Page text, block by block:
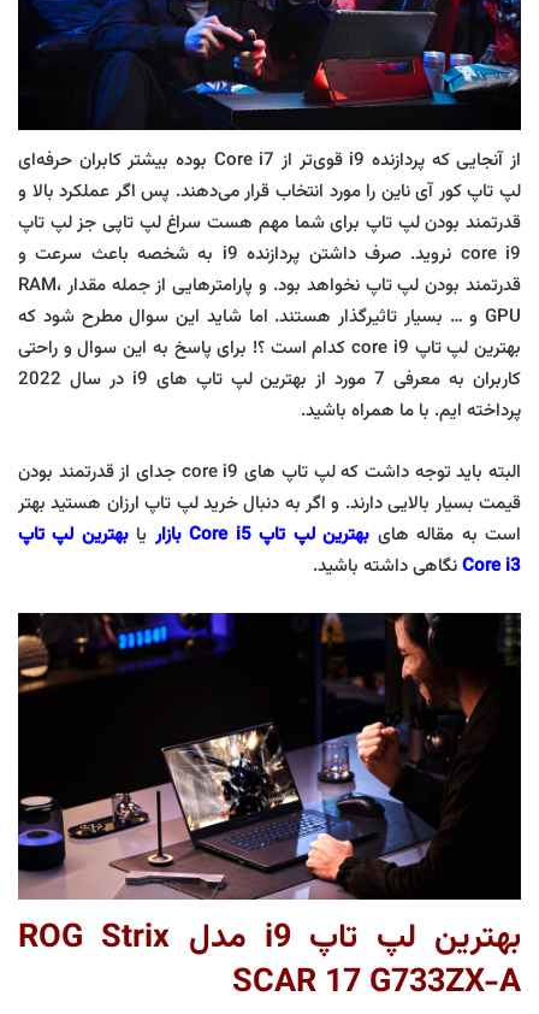
از آنجایی که پردازنده i9 قوی‌تر از Core i7 بوده بیشتر کابران حرفه‌ای
لپ تاپ کور آی ناین را مورد انتخاب قرار می‌دهند. پس اگر عملکرد بالا و
قدرتمند بودن لپ تاپ برای شما مهم هست سراغ لپ تاپی جز لپ تاپ
core i9 نروید. صرف داشتن پردازنده i9 به شخصه باعث سرعت و
قدرتمند بودن لپ تاپ نخواهد بود. و پارامترهایی از جمله مقدار RAM،
GPU و … بسیار تاثیرگذار هستند. اما شاید این سوال مطرح شود که
بهترین لپ تاپ core i9 کدام است ؟! برای پاسخ به این سوال و راحتی
کاربران به معرفی 7 مورد از بهترین لپ تاپ های i9 در سال 2022
پرداخته ایم. با ما همراه باشید.
البته باید توجه داشت که لپ تاپ های core i9 جدای از قدرتمند بودن
قیمت بسیار بالایی دارند. و اگر به دنبال خرید لپ تاپ ارزان هستید بهتر
است به مقاله های بهترین لپ تاپ Core i5 بازار یا بهترین لپ تاپ
Core i3نگاهی داشته باشید.
بهترین لپ تاپ i9 مدل ROG Strix
SCAR 17 G733ZX-A